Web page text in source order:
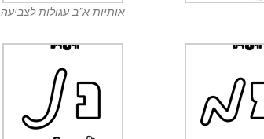
אותיות א”ב עגולות לצביעה